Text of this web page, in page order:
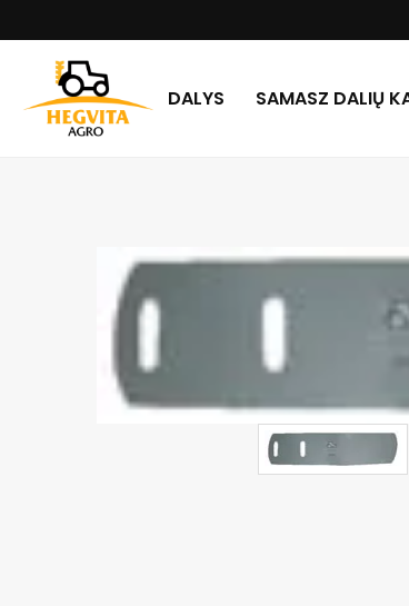
DALYS SAMASZ DALIŲ